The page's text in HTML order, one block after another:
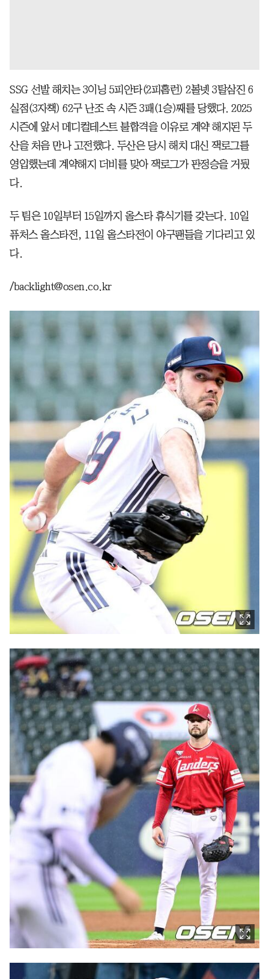
SSG 선발 해치는 3이닝 5피안타(2피홈런) 2볼넷 3탈삼진 6
실점(3자책) 62구 난조 속 시즌 3패(1승)째를 당했다. 2025
시즌에 앞서 메디컬테스트 불합격을 이유로 계약 해지된 두
산을 처음 만나 고전했다. 두산은 당시 해치 대신 잭로그를
영입했는데 계약해지 더비를 맞아 잭로그가 판정승을 거뒀
다.
두 팀은 10일부터 15일까지 올스타 휴식기를 갖는다. 10일
퓨처스 올스타전, 11일 올스타전이 야구팬들을 기다리고 있
다.
/backlight@osen.co.kr